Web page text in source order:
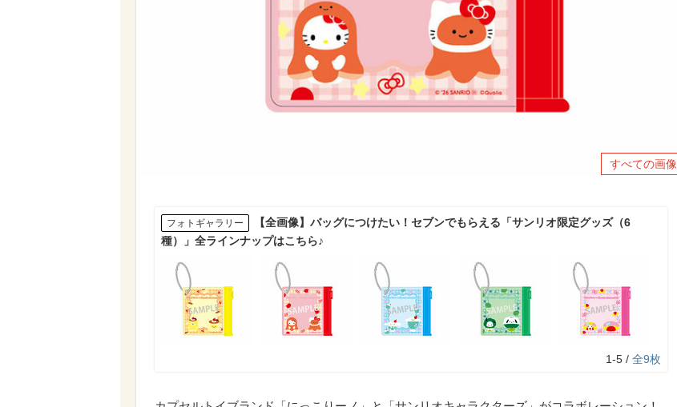
すべての画像
フォトギャラリー
【全画像】バッグにつけたい！セブンでもらえる「サンリオ限定グッズ（6
種）」全ラインナップはこちら♪
1-5 / 全9枚